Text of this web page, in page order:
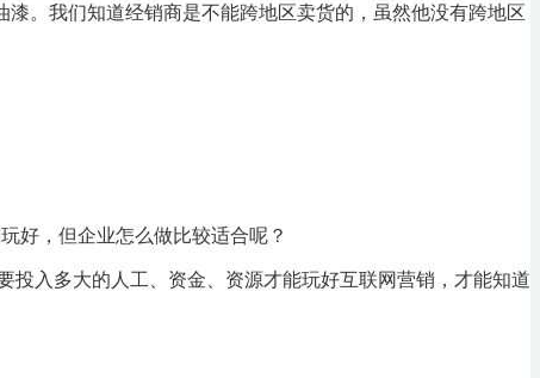
。我们知道经销商是不能跨地区卖货的，虽然他没有跨地区
好，但企业怎么做比较适合呢？
入多大的人工、资金、资源才能玩好互联网营销，才能知道